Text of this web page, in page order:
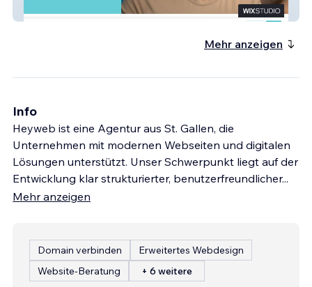
HeySmile Switzerland
Mehr anzeigen
Info
Heyweb ist eine Agentur aus St. Gallen, die
Unternehmen mit modernen Webseiten und digitalen
Lösungen unterstützt. Unser Schwerpunkt liegt auf der
Entwicklung klar strukturierter, benutzerfreundlicher...
Mehr anzeigen
Domain verbinden
Erweitertes Webdesign
Website-Beratung
+ 6 weitere